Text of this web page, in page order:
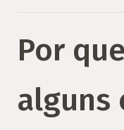
Por
alguns